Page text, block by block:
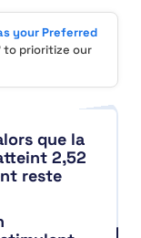
your Preferred
prioritize our
que la
2,52
reste